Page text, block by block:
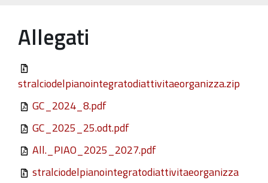
Allegati
stralciodelpianointegratodiattivitaeorganizza.zip
GC_2024_8.pdf
GC_2025_25.odt.pdf
All._PIAO_2025_2027.pdf
stralciodelpianointegratodiattivitaeorganizza